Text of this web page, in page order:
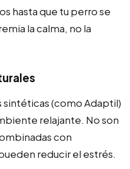
hasta que tu perro se
la calma, no la
sintéticas (como Adaptil)
relajante. No son
con
reducir el estrés.